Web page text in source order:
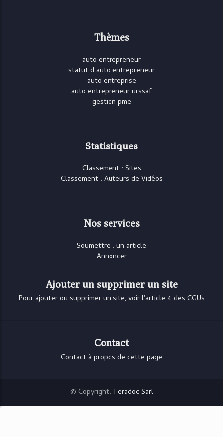
Thèmes
auto entrepreneur
statut d auto entrepreneur
auto entreprise
auto entrepreneur urssaf
gestion pme
Statistiques
Classement : Sites
Classement : Auteurs de Vidéos
Nos services
Soumettre : un article
Annoncer
Ajouter un supprimer un site
Pour ajouter ou supprimer un site, voir l'article 4 des CGUs
Contact
Contact à propos de cette page
© Copyright: Teradoc Sarl